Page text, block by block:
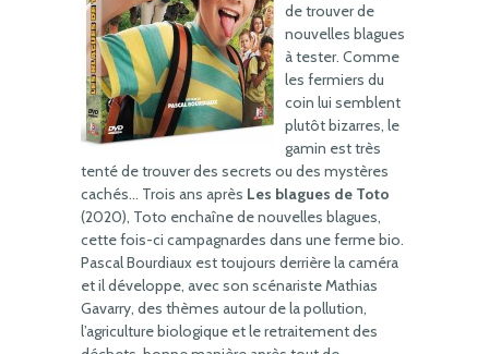
de trouver de
nouvelles blagues
à tester. Comme
les fermiers du
coin lui semblent
plutôt bizarres, le
gamin est très
tenté de trouver des secrets ou des mystères
cachés… Trois ans après Les blagues de Toto
(2020), Toto enchaîne de nouvelles blagues,
cette fois-ci campagnardes dans une ferme bio.
Pascal Bourdiaux est toujours derrière la caméra
et il développe, avec son scénariste Mathias
Gavarry, des thèmes autour de la pollution,
l’agriculture biologique et le retraitement des